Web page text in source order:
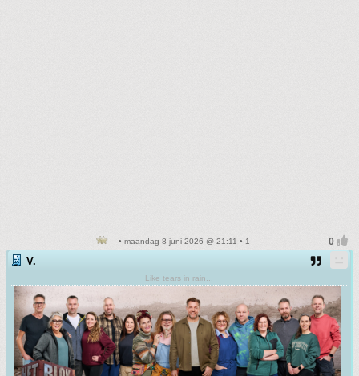
• maandag 8 juni 2026 @ 21:11 • 1
V.
Like tears in rain...